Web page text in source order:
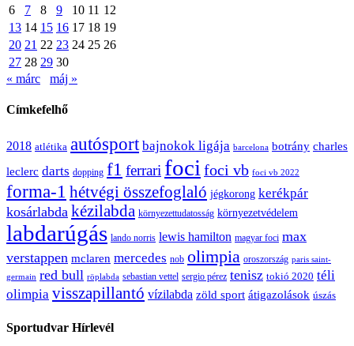
6
7 8 9 10 11 12
13 14 15 16 17 18 19
20 21 22 23 24 25 26
27 28 29 30
« márc
máj »
Címkefelhő
2018 atlétika autósport bajnokok ligája barcelona botrány charles
leclerc darts dopping f1 ferrari foci foci vb foci vb 2022
forma-1 hétvégi összefoglaló jégkorong kerékpár
kosárlabda kézilabda környezettudatosság környezetvédelem
labdarúgás lando norris lewis hamilton magyar foci max
verstappen mclaren mercedes nob olimpia oroszország paris saint-
germain red bull röplabda sebastian vettel sergio pérez tenisz tokió 2020 téli
olimpia visszapillantó vízilabda zöld sport átigazolások úszás
Sportudvar Hírlevél